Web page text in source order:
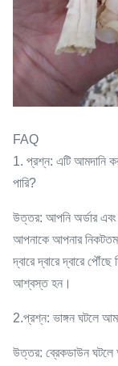
FAQ
1. প্রশ্ন: এটি আমদানি
পারি?
উত্তর: আপনি অর্ডার এবং
আপনাকে আপনার নিকটতম
দ্বারে দ্বারে দ্বারে
আশ্বস্ত হন।
2.প্রশ্ন: ভাঙ্গন ঘটলে
উত্তর: ব্রেকডাউন ঘটলে